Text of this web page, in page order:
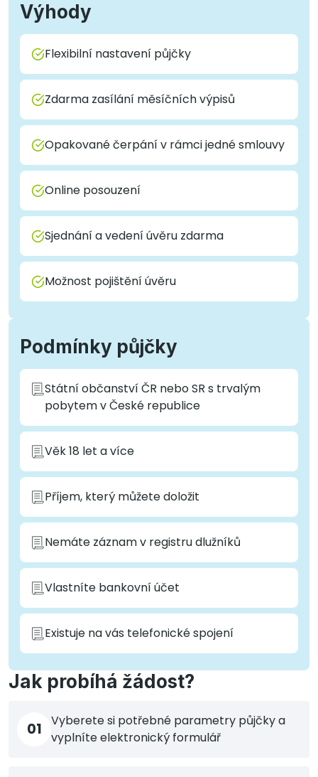
Výhody
Flexibilní nastavení půjčky
Zdarma zasílání měsíčních výpisů
Opakované čerpání v rámci jedné smlouvy
Online posouzení
Sjednání a vedení úvěru zdarma
Možnost pojištění úvěru
Podmínky půjčky
Státní občanství ČR nebo SR s trvalým
pobytem v České republice
Věk 18 let a více
Příjem, který můžete doložit
Nemáte záznam v registru dlužníků
Vlastníte bankovní účet
Existuje na vás telefonické spojení
Jak probíhá žádost?
01
Vyberete si potřebné parametry půjčky a
vyplníte elektronický formulář